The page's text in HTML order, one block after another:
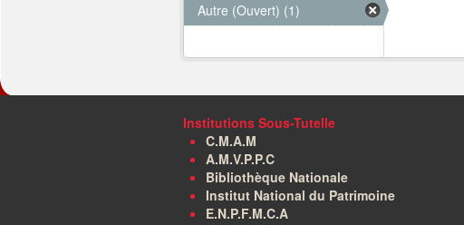
Autre (Ouvert) (1)
Institutions Sous-Tutelle
C.M.A.M
A.M.V.P.P.C
Bibliothèque Nationale
Institut National du Patrimoine
E.N.P.F.M.C.A